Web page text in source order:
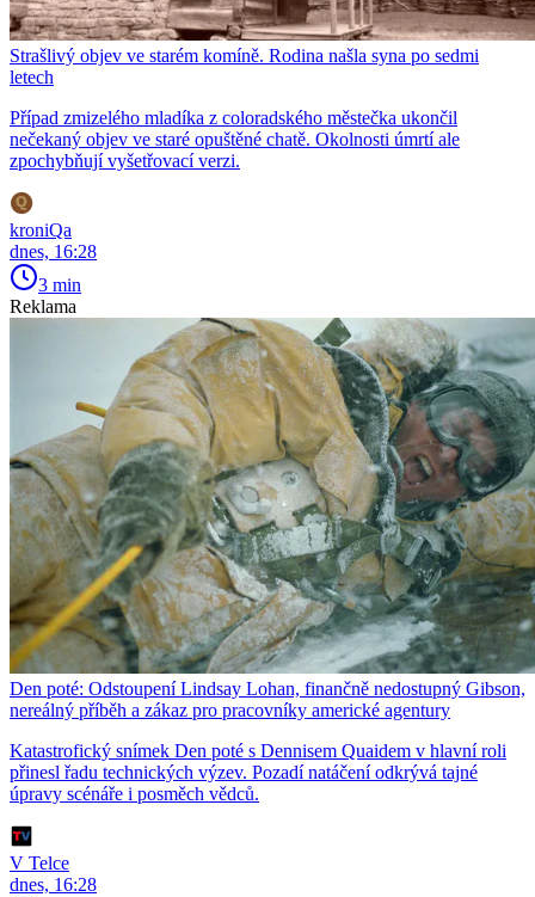
Strašlivý objev ve starém komíně. Rodina našla syna po sedmi
letech
Případ zmizelého mladíka z coloradského městečka ukončil
nečekaný objev ve staré opuštěné chatě. Okolnosti úmrtí ale
zpochybňují vyšetřovací verzi.
kroniQa
dnes, 16:28
3 min
Reklama
Den poté: Odstoupení Lindsay Lohan, finančně nedostupný Gibson,
nereálný příběh a zákaz pro pracovníky americké agentury
Katastrofický snímek Den poté s Dennisem Quaidem v hlavní roli
přinesl řadu technických výzev. Pozadí natáčení odkrývá tajné
úpravy scénáře i posměch vědců.
V Telce
dnes, 16:28